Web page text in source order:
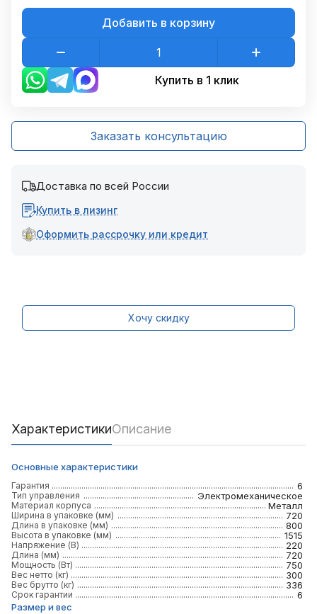
Добавить в корзину
Купить в 1 клик
Заказать консультацию
Доставка по всей России
Купить в лизинг
Оформить рассрочку или кредит
Хочу скидку
ХарактеристикиОписание
Основные характеристики
Гарантия 6
Тип управления Электромеханическое
Материал корпуса Металл
Ширина в упаковке (мм) 720
Длина в упаковке (мм) 800
Высота в упаковке (мм) 1515
Напряжение (В) 220
Длина (мм) 720
Мощность (Вт) 750
Вес нетто (кг) 300
Вес брутто (кг) 336
Срок гарантии
6
Размер и вес